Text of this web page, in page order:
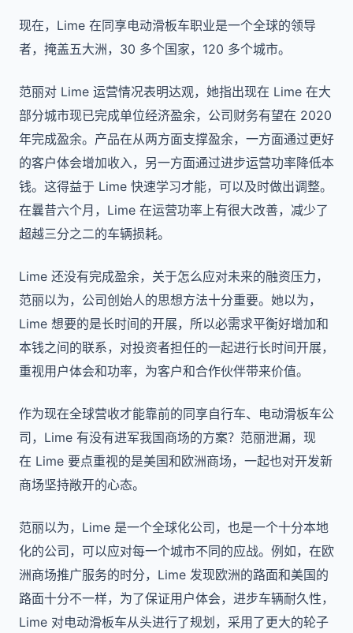
现在，Lime 在同享电动滑板车职业是一个全球的领导
者，掩盖五大洲，30 多个国家，120 多个城市。
范丽对 Lime 运营情况表明达观，她指出现在 Lime 在大
部分城市现已完成单位经济盈余，公司财务有望在 2020
年完成盈余。产品在从两方面支撑盈余，一方面通过更好
的客户体会增加收入，另一方面通过进步运营功率降低本
钱。这得益于 Lime 快速学习才能，可以及时做出调整。
在曩昔六个月，Lime 在运营功率上有很大改善，减少了
超越三分之二的车辆损耗。
Lime 还没有完成盈余，关于怎么应对未来的融资压力，
范丽以为，公司创始人的思想方法十分重要。她以为，
Lime 想要的是长时间的开展，所以必需求平衡好增加和
本钱之间的联系，对投资者担任的一起进行长时间开展，
重视用户体会和功率，为客户和合作伙伴带来价值。
作为现在全球营收才能靠前的同享自行车、电动滑板车公
司，Lime 有没有进军我国商场的方案？范丽泄漏，现
在 Lime 要点重视的是美国和欧洲商场，一起也对开发新
商场坚持敞开的心态。
范丽以为，Lime 是一个全球化公司，也是一个十分本地
化的公司，可以应对每一个城市不同的应战。例如，在欧
洲商场推广服务的时分，Lime 发现欧洲的路面和美国的
路面十分不一样，为了保证用户体会，进步车辆耐久性，
Lime 对电动滑板车从头进行了规划，采用了更大的轮子